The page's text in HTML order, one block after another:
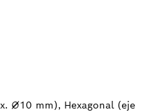
⌀10 mm), Hexagonal (eje